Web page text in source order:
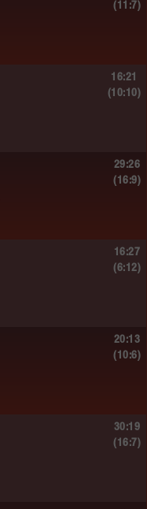
(11:7)
16:21
(10:10)
29:26
(16:9)
16:27
(6:12)
20:13
(10:6)
30:19
(16:7)